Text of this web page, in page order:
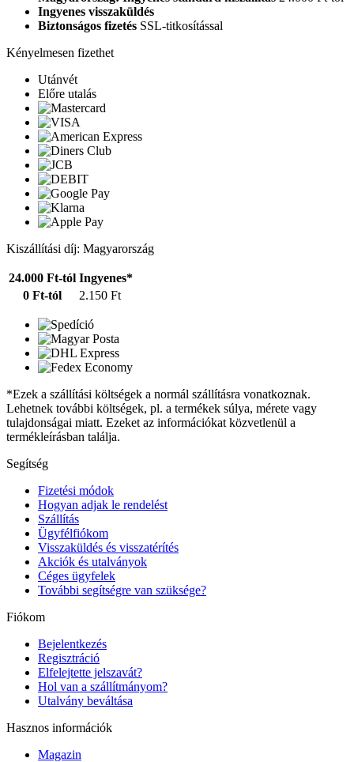
Ingyenes visszaküldés
Biztonságos fizetés SSL-titkosítással
Kényelmesen fizethet
Utánvét
Előre utalás
Kiszállítási díj: Magyarország
24.000 Ft-tól Ingyenes*
0 Ft-tól
2.150 Ft
*Ezek a szállítási költségek a normál szállításra vonatkoznak.
Lehetnek további költségek, pl. a termékek súlya, mérete vagy
tulajdonságai miatt. Ezeket az információkat közvetlenül a
termékleírásban találja.
Segítség
Fizetési módok
Hogyan adjak le rendelést
Szállítás
Ügyfélfiókom
Visszaküldés és visszatérítés
Akciók és utalványok
Céges ügyfelek
További segítségre van szüksége?
Fiókom
Bejelentkezés
Regisztráció
Elfelejtette jelszavát?
Hol van a szállítmányom?
Utalvány beváltása
Hasznos információk
Magazin